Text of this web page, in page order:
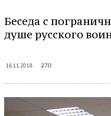
Беседа с
душе русского
16.11.2018 270